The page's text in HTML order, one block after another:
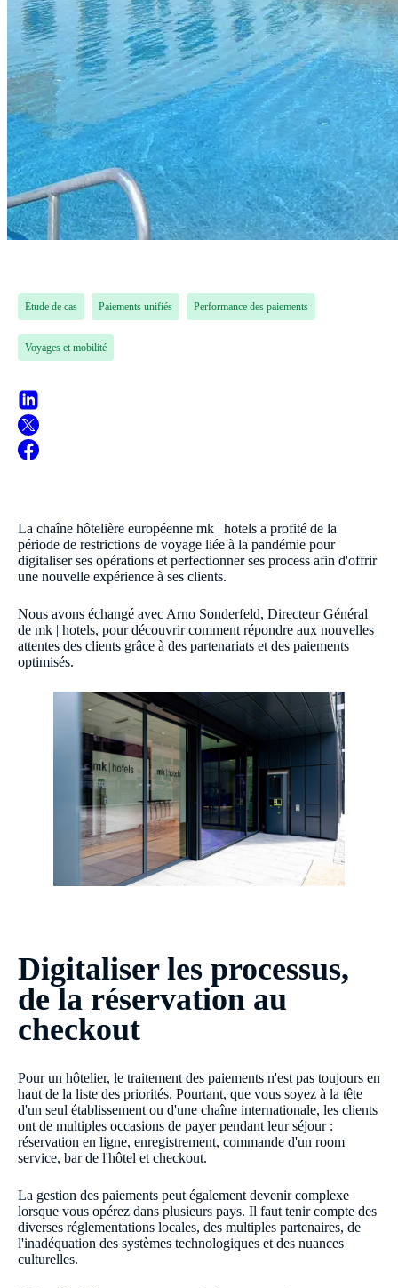
Étude de cas Paiements unifiés Performance des paiements
Voyages et mobilité
La chaîne hôtelière européenne mk | hotels a profité de la
période de restrictions de voyage liée à la pandémie pour
digitaliser ses opérations et perfectionner ses process afin d'offrir
une nouvelle expérience à ses clients.
Nous avons échangé avec Arno Sonderfeld, Directeur Général
de mk | hotels, pour découvrir comment répondre aux nouvelles
attentes des clients grâce à des partenariats et des paiements
optimisés.
Digitaliser les processus,
de la réservation au
checkout
Pour un hôtelier, le traitement des paiements n'est pas toujours en
haut de la liste des priorités. Pourtant, que vous soyez à la tête
d'un seul établissement ou d'une chaîne internationale, les clients
ont de multiples occasions de payer pendant leur séjour :
réservation en ligne, enregistrement, commande d'un room
service, bar de l'hôtel et checkout.
La gestion des paiements peut également devenir complexe
lorsque vous opérez dans plusieurs pays. Il faut tenir compte des
diverses réglementations locales, des multiples partenaires, de
l'inadéquation des systèmes technologiques et des nuances
culturelles.